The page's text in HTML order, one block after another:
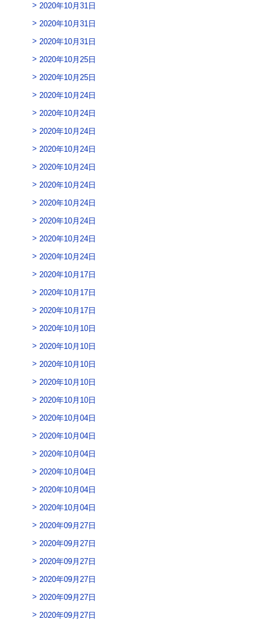
2020年10月31日
2020年10月31日
2020年10月31日
2020年10月25日
2020年10月25日
2020年10月24日
2020年10月24日
2020年10月24日
2020年10月24日
2020年10月24日
2020年10月24日
2020年10月24日
2020年10月24日
2020年10月24日
2020年10月24日
2020年10月17日
2020年10月17日
2020年10月17日
2020年10月10日
2020年10月10日
2020年10月10日
2020年10月10日
2020年10月10日
2020年10月04日
2020年10月04日
2020年10月04日
2020年10月04日
2020年10月04日
2020年10月04日
2020年09月27日
2020年09月27日
2020年09月27日
2020年09月27日
2020年09月27日
2020年09月27日